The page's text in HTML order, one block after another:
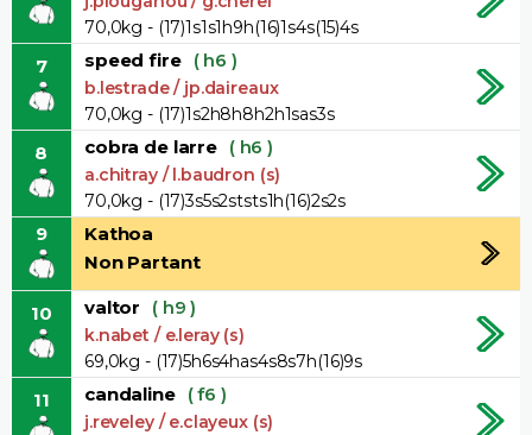
70,0kg - (17)1s1s1h9h(16)1s4s(15)4s
7 speed fire ( h6 )
b.lestrade / jp.daireaux
70,0kg - (17)1s2h8h8h2h1sas3s
8 cobra de larre ( h6 )
a.chitray / l.baudron (s)
70,0kg - (17)3s5s2ststs1h(16)2s2s
9
Kathoa
Non Partant
10 valtor ( h9 )
k.nabet / e.leray (s)
69,0kg - (17)5h6s4has4s8s7h(16)9s
11 candaline ( f6 )
j.reveley / e.clayeux (s)